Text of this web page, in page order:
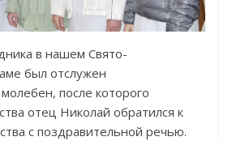
в нашем Свято-
был отслужен
после которого
отец Николай обратился к
с поздравительной речью.